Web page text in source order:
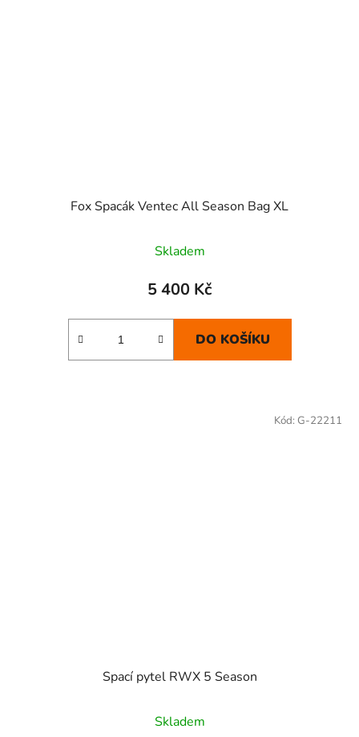
Fox Spacák Ventec All Season Bag XL
Skladem
5 400 Kč
DO KOŠÍKU
Spací pytel RWX 5 Season
Skladem
Kód: G-22211